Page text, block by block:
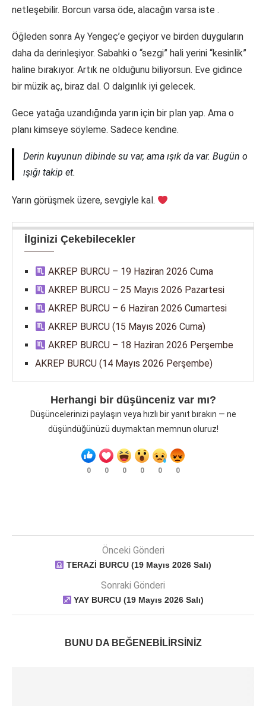
netleşebilir. Borcun varsa öde, alacağın varsa iste .
Öğleden sonra Ay Yengeç’e geçiyor ve birden duyguların
daha da derinleşiyor. Sabahki o “sezgi” hali yerini “kesinlik”
haline bırakıyor. Artık ne olduğunu biliyorsun. Eve gidince
bir müzik aç, biraz dal. O dalgınlık iyi gelecek.
Gece yatağa uzandığında yarın için bir plan yap. Ama o
planı kimseye söyleme. Sadece kendine.
Derin kuyunun dibinde su var, ama ışık da var. Bugün o
ışığı takip et.
Yarın görüşmek üzere, sevgiyle kal.
İlginizi Çekebilecekler
AKREP BURCU – 19 Haziran 2026 Cuma
AKREP BURCU – 25 Mayıs 2026 Pazartesi
AKREP BURCU – 6 Haziran 2026 Cumartesi
AKREP BURCU (15 Mayıs 2026 Cuma)
AKREP BURCU – 18 Haziran 2026 Perşembe
AKREP BURCU (14 Mayıs 2026 Perşembe)
Herhangi bir düşünceniz var mı?
Düşüncelerinizi paylaşın veya hızlı bir yanıt bırakın — ne
düşündüğünüzü duymaktan memnun oluruz!
0 0 0 0 0 0
Önceki Gönderi
TERAZİ BURCU (19 Mayıs 2026 Salı)
Sonraki Gönderi
YAY BURCU (19 Mayıs 2026 Salı)
BUNU DA BEĞENEBILIRSINIZ